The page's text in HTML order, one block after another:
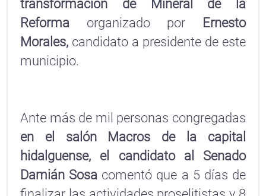
transformación de Mineral de la
Reforma organizado por
Ernesto
Morales, candidato a presidente de este
municipio.
Ante más de mil personas congregadas
en el salón Macros de la capital
hidalguense, el candidato al Senado
Damián Sosa comentó que a 5 días de